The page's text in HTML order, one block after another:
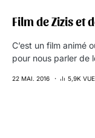
Film de Zizis et
C’est un film animé
pour nous parler de
22 MAI. 2016 5,9K